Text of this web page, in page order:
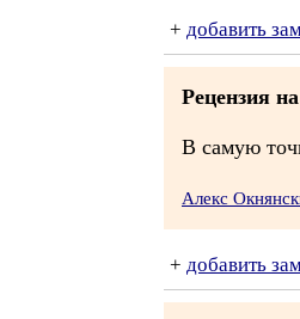
+ добавить
Рецензия
В самую
Алекс
+ добавить